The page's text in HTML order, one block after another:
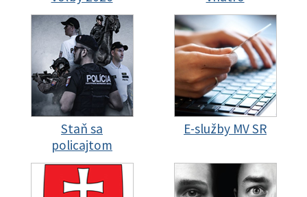
Staň sa
policajtom
E-služby MV SR